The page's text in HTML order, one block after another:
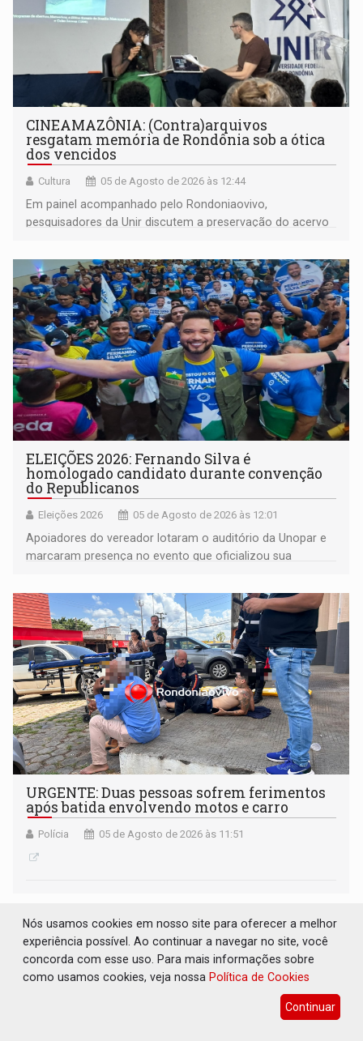
CINEAMAZÔNIA: (Contra)arquivos
resgatam memória de Rondônia sob a ótica
dos vencidos
Cultura 05 de Agosto de 2026 às 12:44
Em painel acompanhado pelo Rondoniaovivo,
pesquisadores da Unir discutem a preservação do acervo
memória como bússola para o futuro
ELEIÇÕES 2026: Fernando Silva é
homologado candidato durante convenção
do Republicanos
Eleições 2026 05 de Agosto de 2026 às 12:01
Apoiadores do vereador lotaram o auditório da Unopar e
marcaram presença no evento que oficializou sua
URGENTE: Duas pessoas sofrem ferimentos
após batida envolvendo motos e carro
Polícia 05 de Agosto de 2026 às 11:51
Nós usamos cookies em nosso site para oferecer a melhor
experiência possível. Ao continuar a navegar no site, você
concorda com esse uso. Para mais informações sobre
como usamos cookies, veja nossa Política de Cookies
Continuar